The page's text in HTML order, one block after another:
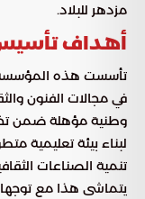
مزدهر للبلاد.
أهداف
تأسست هذه المؤسسة
في مجالات الفنون
وطنية مؤهلة ضمن
لبناء بيئة تعليمية
تنمية الصناعات
يتماشى هذا مع